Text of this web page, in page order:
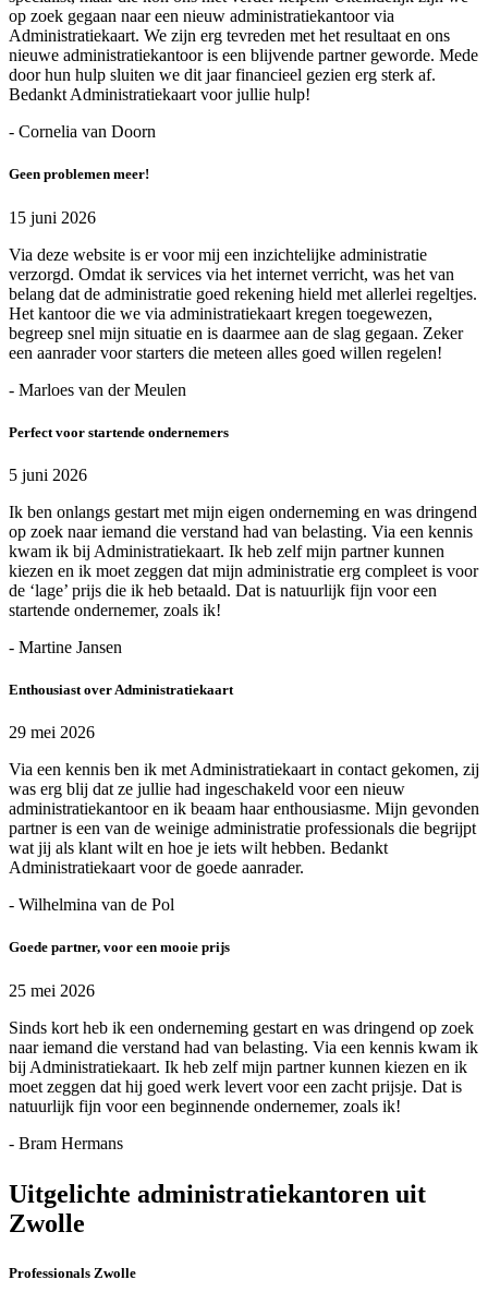
op zoek gegaan naar een nieuw administratiekantoor via
Administratiekaart. We zijn erg tevreden met het resultaat en ons
nieuwe administratiekantoor is een blijvende partner geworde. Mede
door hun hulp sluiten we dit jaar financieel gezien erg sterk af.
Bedankt Administratiekaart voor jullie hulp!
- Cornelia van Doorn
Geen problemen meer!
15 juni 2026
Via deze website is er voor mij een inzichtelijke administratie
verzorgd. Omdat ik services via het internet verricht, was het van
belang dat de administratie goed rekening hield met allerlei regeltjes.
Het kantoor die we via administratiekaart kregen toegewezen,
begreep snel mijn situatie en is daarmee aan de slag gegaan. Zeker
een aanrader voor starters die meteen alles goed willen regelen!
- Marloes van der Meulen
Perfect voor startende ondernemers
5 juni 2026
Ik ben onlangs gestart met mijn eigen onderneming en was dringend
op zoek naar iemand die verstand had van belasting. Via een kennis
kwam ik bij Administratiekaart. Ik heb zelf mijn partner kunnen
kiezen en ik moet zeggen dat mijn administratie erg compleet is voor
de ‘lage’ prijs die ik heb betaald. Dat is natuurlijk fijn voor een
startende ondernemer, zoals ik!
- Martine Jansen
Enthousiast over Administratiekaart
29 mei 2026
Via een kennis ben ik met Administratiekaart in contact gekomen, zij
was erg blij dat ze jullie had ingeschakeld voor een nieuw
administratiekantoor en ik beaam haar enthousiasme. Mijn gevonden
partner is een van de weinige administratie professionals die begrijpt
wat jij als klant wilt en hoe je iets wilt hebben. Bedankt
Administratiekaart voor de goede aanrader.
- Wilhelmina van de Pol
Goede partner, voor een mooie prijs
25 mei 2026
Sinds kort heb ik een onderneming gestart en was dringend op zoek
naar iemand die verstand had van belasting. Via een kennis kwam ik
bij Administratiekaart. Ik heb zelf mijn partner kunnen kiezen en ik
moet zeggen dat hij goed werk levert voor een zacht prijsje. Dat is
natuurlijk fijn voor een beginnende ondernemer, zoals ik!
- Bram Hermans
Uitgelichte administratiekantoren uit
Zwolle
Professionals Zwolle